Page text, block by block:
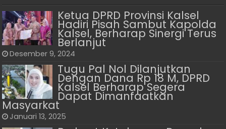
Ketua DPRD Provinsi Kalsel
Hadiri Pisah Sambut Kapolda
Kalsel, Berharap Sinergi Terus
Berlanjut
Desember 9, 2024
Tugu Pal Nol Dilanjutkan
Dengan Dana Rp 18 M, DPRD
Kalsel Berharap Segera
Dapat Dimanfaatkan
Masyarkat
Januari 13, 2025